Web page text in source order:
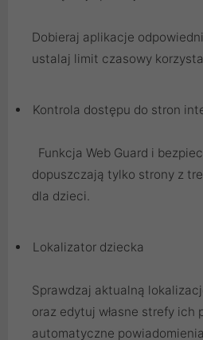
Dobieraj aplikacje
ustalaj limit czasowy
Kontrola dostępu do stron
Funkcja Web Guard i
dopuszczają tylko strony z
dla dzieci.
Lokalizator dziecka
Sprawdzaj aktualną
oraz edytuj własne strefy ich
automatyczne